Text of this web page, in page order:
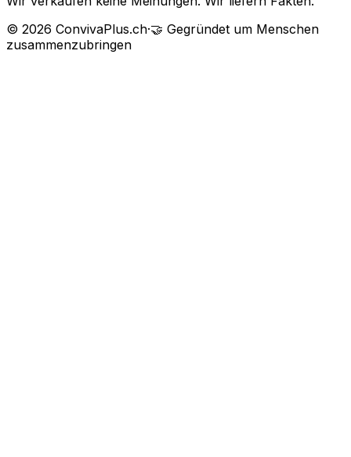
© 2026 ConvivaPlus.ch·🤝 Gegründet um Menschen
zusammenzubringen